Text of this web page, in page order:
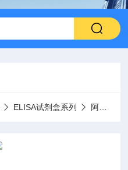
ELISA试剂盒系列 阿尔茨海默ELISA试剂盒